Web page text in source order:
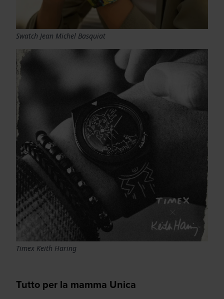
Swatch Jean Michel Basquiat
Timex Keith Haring
Tutto per la mamma Unica